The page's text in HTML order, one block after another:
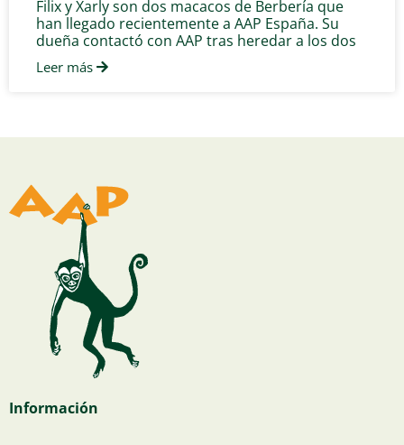
Filix y Xarly son dos macacos de Berbería que
han llegado recientemente a AAP España. Su
dueña contactó con AAP tras heredar a los dos
Leer más
Información